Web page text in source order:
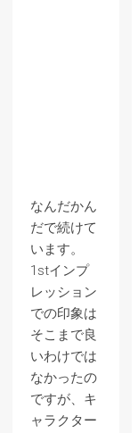
なんだかん
だで続けて
います。
1stインプ
レッション
での印象は
そこまで良
いわけでは
なかったの
ですが、キ
ャラクター